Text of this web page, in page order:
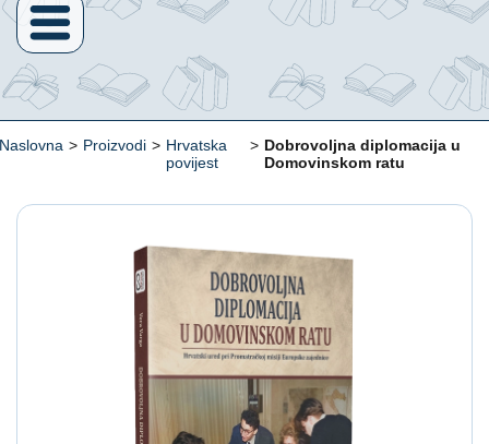
Naslovna > Proizvodi > Hrvatska
povijest
> Dobrovoljna diplomacija u
Domovinskom ratu